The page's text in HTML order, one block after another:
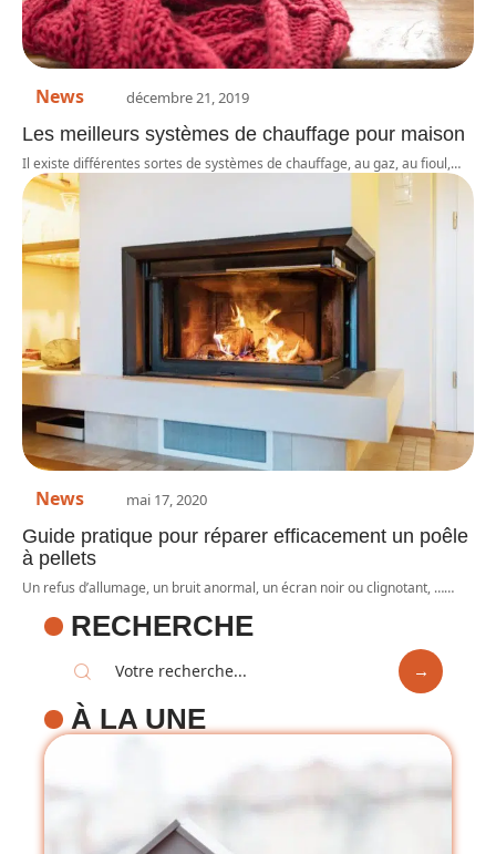
News décembre 21, 2019
Les meilleurs systèmes de chauffage pour maison
Il existe différentes sortes de systèmes de chauffage, au gaz, au fioul,…
News mai 17, 2020
Guide pratique pour réparer efficacement un poêle
à pellets
Un refus d’allumage, un bruit anormal, un écran noir ou clignotant, ……
RECHERCHE
À LA UNE